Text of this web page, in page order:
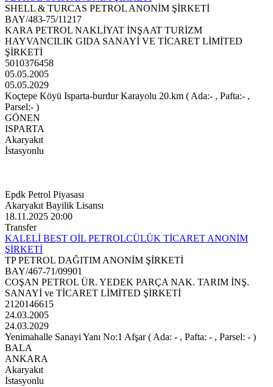
SHELL & TURCAS PETROL ANONİM ŞİRKETİ
BAY/483-75/11217
KARA PETROL NAKLİYAT İNŞAAT TURİZM
HAYVANCILIK GIDA SANAYİ VE TİCARET LİMİTED
ŞİRKETİ
5010376458
05.05.2005
05.05.2029
Koçtepe Köyü Isparta-burdur Karayolu 20.km ( Ada:- , Pafta:- ,
Parsel:- )
GÖNEN
ISPARTA
Akaryakıt
İstasyonlu
Epdk Petrol Piyasası
Akaryakıt Bayilik Lisansı
18.11.2025 20:00
Transfer
KALELİ BEST OİL PETROLCÜLÜK TİCARET ANONİM
ŞİRKETİ
TP PETROL DAĞITIM ANONİM ŞİRKETİ
BAY/467-71/09901
COŞAN PETROL ÜR. YEDEK PARÇA NAK. TARIM İNŞ.
SANAYİ ve TİCARET LİMİTED ŞİRKETİ
2120146615
24.03.2005
24.03.2029
Yenimahalle Sanayi Yanı No:1 Afşar ( Ada: - , Pafta: - , Parsel: - )
BALA
ANKARA
Akaryakıt
İstasyonlu